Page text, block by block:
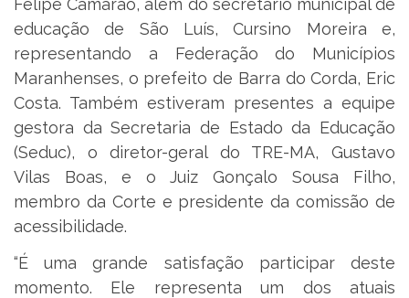
Felipe Camarão, além do secretário municipal de
educação de São Luís, Cursino Moreira e,
representando a Federação do Municípios
Maranhenses, o prefeito de Barra do Corda, Eric
Costa. Também estiveram presentes a equipe
gestora da Secretaria de Estado da Educação
(Seduc), o diretor-geral do TRE-MA, Gustavo
Vilas Boas, e o Juiz Gonçalo Sousa Filho,
membro da Corte e presidente da comissão de
acessibilidade.
“É uma grande satisfação participar deste
momento. Ele representa um dos atuais